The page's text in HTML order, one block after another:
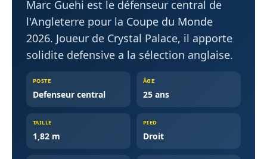
Marc Guehi est le défenseur central de
l'Angleterre pour la Coupe du Monde
2026. Joueur de Crystal Palace, il apporte
solidite defensive a la sélection anglaise.
POSTE
Defenseur central
ÂGE
25 ans
TAILLE
1,82 m
PIED
Droit